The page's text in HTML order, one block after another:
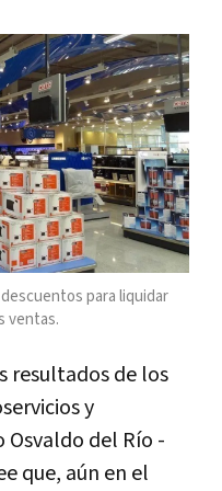
para liquidar
ventas.
resultados de los
y
del Río -
que, aún en el